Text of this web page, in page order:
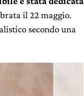
il 22 maggio.
secondo una